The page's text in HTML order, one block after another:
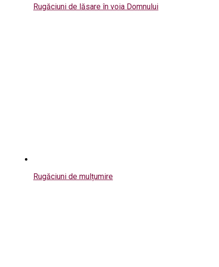
Rugăciuni de lăsare în voia Domnului
Rugăciuni de mulțumire